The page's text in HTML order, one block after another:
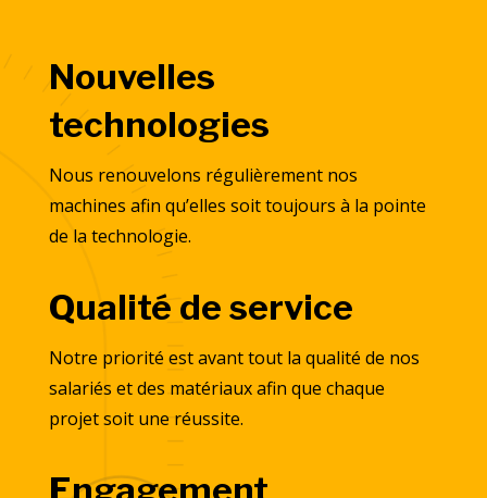
Nouvelles
technologies
Nous renouvelons régulièrement nos
machines afin qu’elles soit toujours à la pointe
de la technologie.
Qualité de service
Notre priorité est avant tout la qualité de nos
salariés et des matériaux afin que chaque
projet soit une réussite.